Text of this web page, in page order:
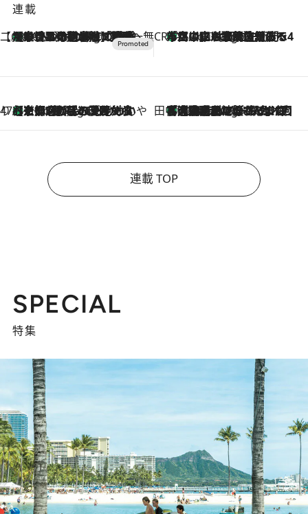
連載
【CREA×星野リゾート】唯一無二。癒しと発見が待つ場所へ
16 Minutes Ago
【トンボの足水浴】ヒノキの香りに包まれて涼感マックス！約13℃の湧水かけ流しを避暑地「星野温泉 トンボの湯」で体験 CREA'S CHOICE
2 Hours Ago
「立川にも歌舞伎があるんだよ」 片岡仁左衛門・市川中車ら豪華座組みで4年目の立川立飛歌舞伎へ
47都道府県の手みやげ ひんやりスイーツで夏を満喫
2 Hours Ago
【京都府】この夏絶対食べたい 冷やしておいしいおやつ3選 ひと口目から心を掴む新緑のテリーヌ 田中稲の勝手に再ブーム
7 Hours Ago
「湘南乃風に憧れて」観客大盛上がりの“タオル回し”に、ラッパー顔負けの高速歌唱まで…さだまさし（74）のアグレッシブすぎる現在地
連載 TOP
SPECIAL
特集